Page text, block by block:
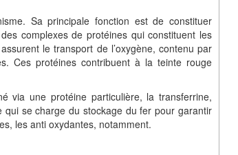
Sa principale fonction est de constituer
complexes de protéines qui constituent les
le transport de l’oxygène, contenu par
Ces protéines contribuent à la teinte rouge
via une protéine particulière, la transferrine,
se charge du stockage du fer pour garantir
les anti oxydantes, notamment.